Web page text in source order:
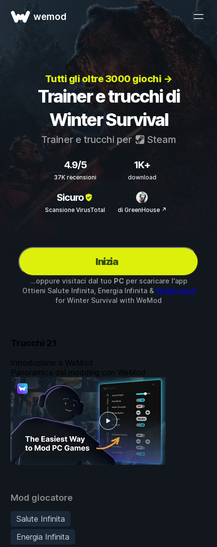
wemod
Tutti gli oltre 3000 giochi →
Trainer e trucchi di
Winter Survival
Trainer e trucchi per Steam
4.9/5
37K recensioni
1K+
download
Sicuro
Scansione VirusTotal di GreenHouse ↗
Inizia
...oppure visitaci dal tuo PC per scaricare l'app
Ottieni Salute Infinita, Energia Infinita & 19 altri mod
for Winter Survival with WeMod
Trucchi 21
Mod giocatore
Salute Infinita
Energia Infinita
Introduzione a WeMod
Panoramica del modding con WeMod